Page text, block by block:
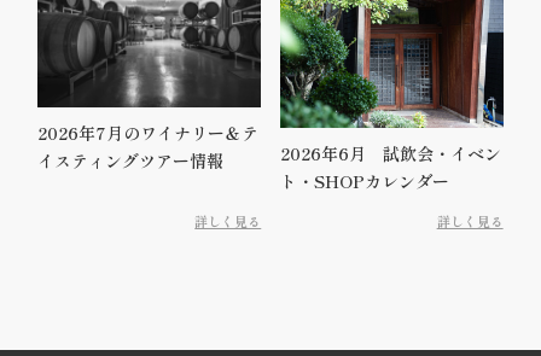
2026年7月のワイナリー＆テ
イスティングツアー情報
詳しく見る
2026年6月 試飲会・イベン
ト・SHOPカレンダー
詳しく見る